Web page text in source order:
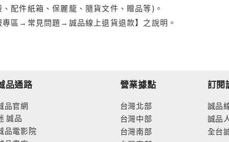
配件紙箱、保麗龍、隨貨文件、贈品等)。
專區→常見問題→誠品線上退貨退款】之說明。
品通路
品官網
誠品
品電影院
營業據點
台灣北部
台灣中部
台灣南部
訂閱
誠品
誠品
全台